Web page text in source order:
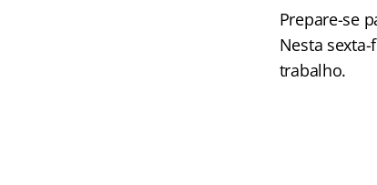
Prepare-se
Nesta
trabalho.